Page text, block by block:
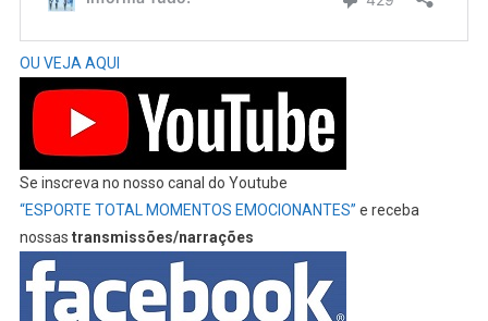
OU VEJA AQUI
Se inscreva no nosso canal do Youtube
“ESPORTE TOTAL MOMENTOS EMOCIONANTES” e receba
nossas transmissões/narrações